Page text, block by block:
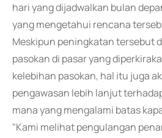
hari yang dijadwalkan bulan
yang mengetahui rencana
Meskipun peningkatan tersebut
pasokan di pasar yang
kelebihan pasokan, hal itu juga
pengawasan lebih lanjut
mana yang mengalami batas
"Kami melihat pengulangan